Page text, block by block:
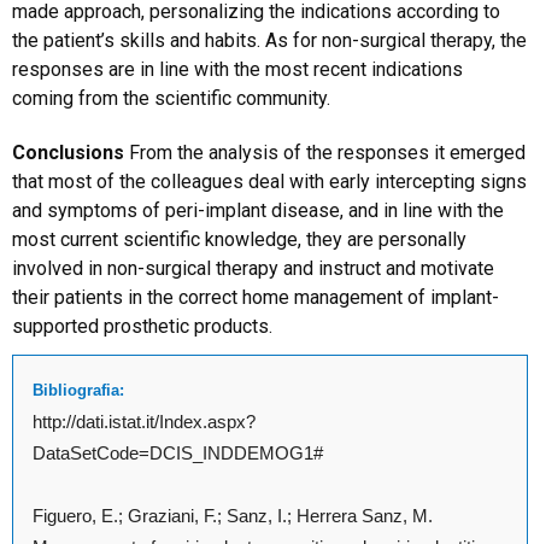
made approach, personalizing the indications according to
the patient’s skills and habits. As for non-surgical therapy, the
responses are in line with the most recent indications
coming from the scientific community.
Conclusions From the analysis of the responses it emerged
that most of the colleagues deal with early intercepting signs
and symptoms of peri-implant disease, and in line with the
most current scientific knowledge, they are personally
involved in non-surgical therapy and instruct and motivate
their patients in the correct home management of implant-
supported prosthetic products.
Bibliografia:
http://dati.istat.it/Index.aspx?
DataSetCode=DCIS_INDDEMOG1#
Figuero, E.; Graziani, F.; Sanz, I.; Herrera Sanz, M.